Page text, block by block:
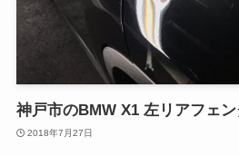
神戸市のBMW X1 左リアフェン
2018年7月27日